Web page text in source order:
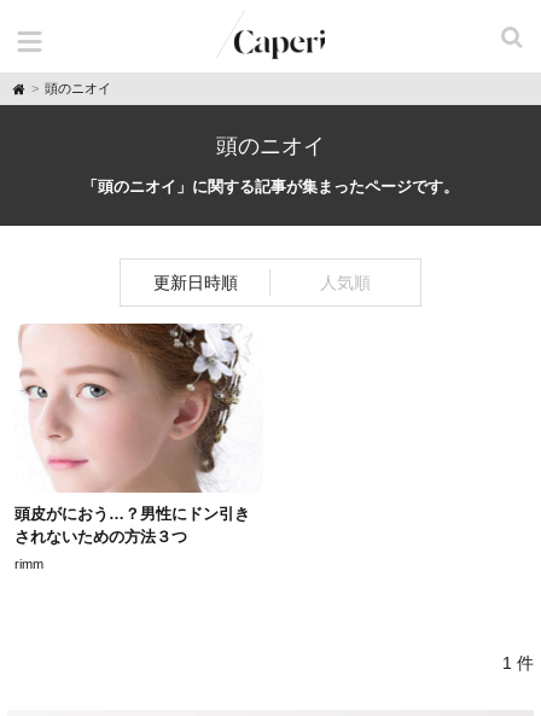
H
o
頭のニオイ
頭のニオイ
「頭のニオイ」に関する記事が集まったページです。
更新日時順 人気順
頭皮がにおう…？男性にドン引き
されないための方法３つ
rimm
1 件